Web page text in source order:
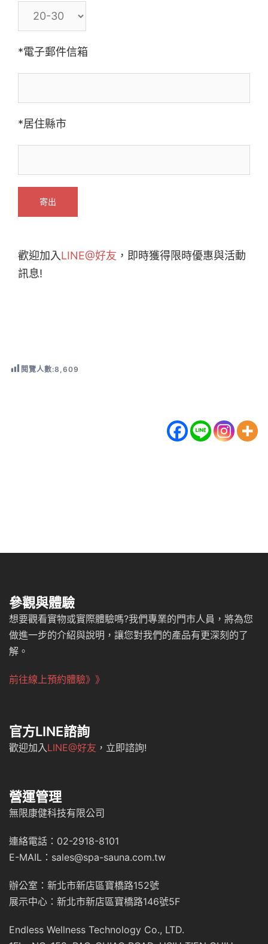
*電子郵件信箱
*居住縣市
歡迎加入LINE@好友 ，即時獲得限時優惠與活動
訊息!
閱覽人數:8,609
參觀與體驗
想要觀看實物或實際體驗嗎?我們專業的門市人員，將為您
做進一步的介紹與說明，讓您對我們的產品有更深刻的了
解。
前往線上預約體驗》》
官方LINE諮詢
歡迎加入 LINE@好友 ，立即諮詢!
營運管理
無限康健科技有限公司
連絡電話：02-2918-8101
E-MAIL：sales@spa-sauna.com.tw
辦公室：新北市新店區寶橋路152號
展示中心：新北市新店區寶橋路146號5F
Endless Wellness Technology Co., LTD.